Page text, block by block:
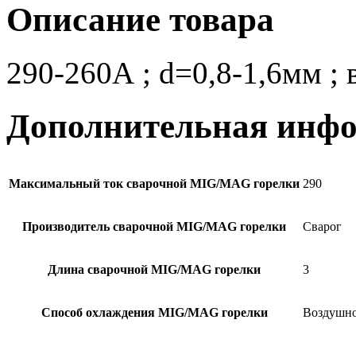
Описание товара
290-260А ; d=0,8-1,6мм ;
Дополнительная
Максимальный ток сварочной MIG/MAG горелки 290
Производитель сварочной MIG/MAG горелки Сварог
Длина сварочной MIG/MAG горелки 3
Способ охлаждения MIG/MAG горелки